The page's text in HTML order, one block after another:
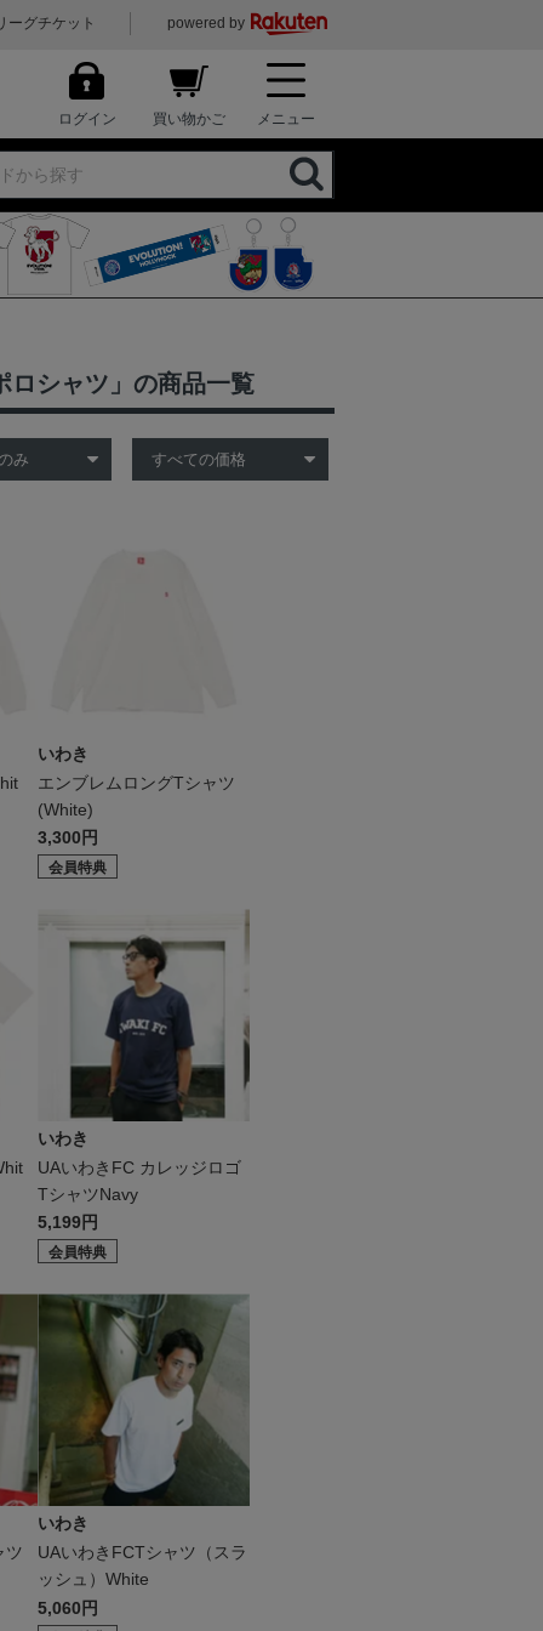
ーグチケット powered by
ログイン 買い物かご メニュー
ロシャツ」の商品一覧
いわき
エンブレムロングTシャツ
(White)
3,300円
会員特典
いわき
UAいわきFC カレッジロゴ
TシャツNavy
5,199円
会員特典
ツ
いわき
UAいわきFCTシャツ（スラ
ッシュ）White
5,060円